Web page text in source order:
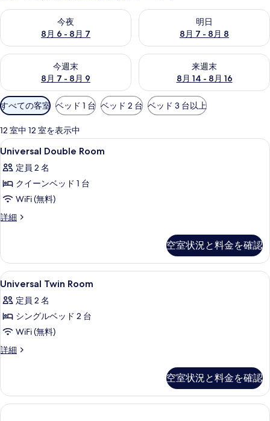
今夜
8月 6 - 8月 7
今夜 8月 6 - 8月 7 の空室状況をチェック
明日
8月 7 - 8月 8
明日 8月 7 - 8月 8 の空室状況
今週末
8月 7 - 8月 9
今週末 8月 7 - 8月 9 の空室状況をチェック
来週末
8月 14 - 8月 16
来週末 8月 14 - 8月 16 の空室
利
用
可
能
な
客
室
の
り
条
件
すべての客室 ベッド 1 台 ベッド 2 台 ベッド 3 台以上
12 室中 12 室を表示中
Universal
Double
Room
の
す
べ
写
真
を
表
示
す
羽毛の掛け布団、セーフティボック
1
Universal Double Room
定員 2 名
クイーンベッド 1 台
WiFi (無料)
詳細
Universal
詳
細
空室状況と料金を確認
Universal
Twin
Room
の
す
べ
写
真
羽毛の掛け布団、セーフティボック
1
Universal Twin Room
定員 2 名
シングルベッド 2 台
WiFi (無料)
詳細
Universal
詳
細
空室状況と料金を確認